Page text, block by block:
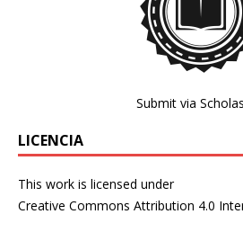
Submit via
LICENCIA
This work is licensed under
Creative Commons Attribution 4.0